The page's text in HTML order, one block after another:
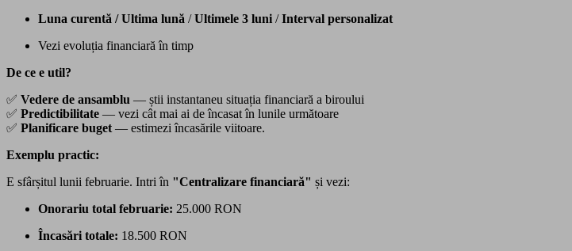
Luna curentă / Ultima lună /Ultimele 3 luni /Interval personalizat
Vezi evoluția financiară în timp
De ce e util?
✅ Vedere de ansamblu — știi instantaneu situația financiară a biroului
✅ Predictibilitate — vezi cât mai ai de încasat în lunile următoare
✅ Planificare buget — estimezi încasările viitoare.
Exemplu practic:
E sfârșitul lunii februarie. Intri în "Centralizare financiară" și vezi:
Onorariu total februarie: 25.000 RON
Încasări totale: 18.500 RON